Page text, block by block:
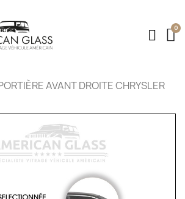
AVANT DROITE CHRYSLER